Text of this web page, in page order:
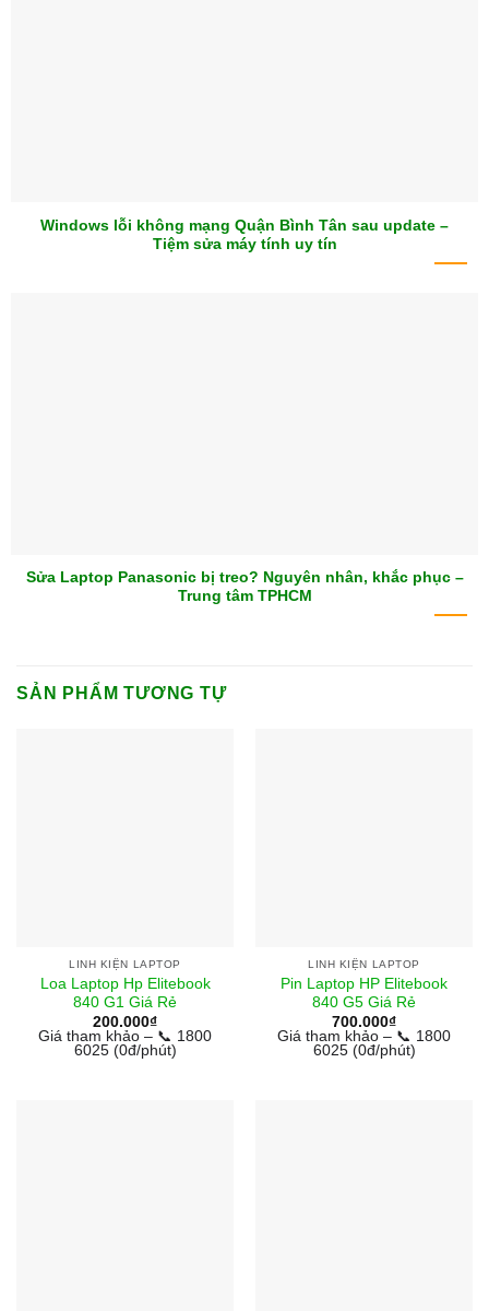
Windows lỗi không mạng Quận Bình Tân sau update –
Tiệm sửa máy tính uy tín
Sửa Laptop Panasonic bị treo? Nguyên nhân, khắc phục –
Trung tâm TPHCM
SẢN PHẨM TƯƠNG TỰ
LINH KIỆN LAPTOP
Loa Laptop Hp Elitebook
840 G1 Giá Rẻ
200.000₫
Giá tham khảo – 📞 1800
6025 (0đ/phút)
LINH KIỆN LAPTOP
Pin Laptop HP Elitebook
840 G5 Giá Rẻ
700.000₫
Giá tham khảo – 📞 1800
6025 (0đ/phút)